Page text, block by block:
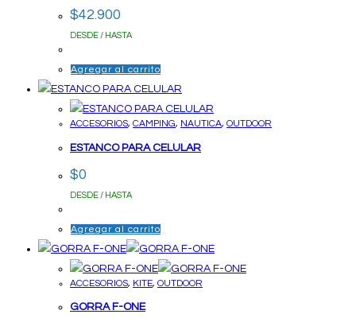
$42.900
DESDE / HASTA
Agregar al carrito
ACCESORIOS, CAMPING, NAUTICA, OUTDOOR
ESTANCO PARA CELULAR
$0
DESDE / HASTA
Agregar al carrito
ACCESORIOS, KITE, OUTDOOR
GORRA F-ONE